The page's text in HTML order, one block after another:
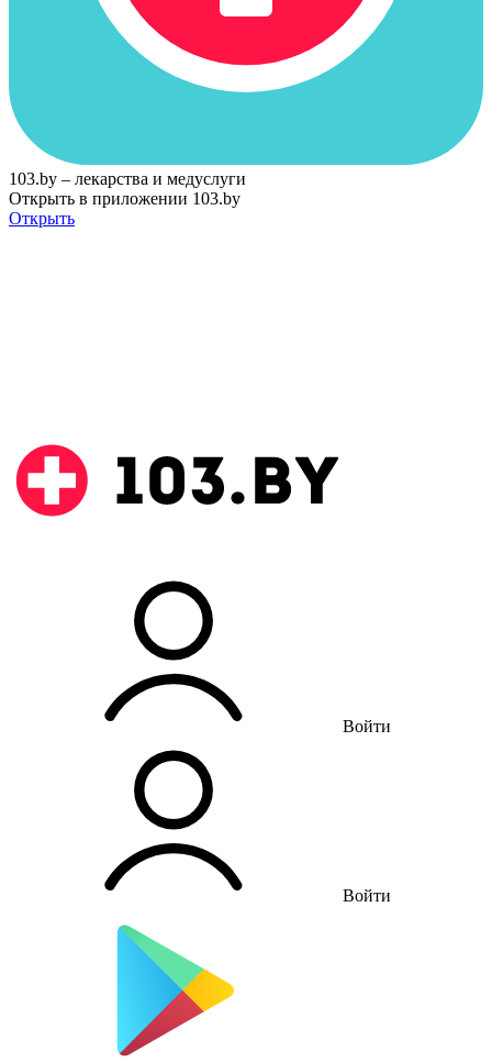
103.by – лекарства и медуслуги
Открыть в приложении 103.by
Открыть
Войти
Войти